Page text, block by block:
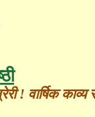
! वार्षिक काव्य